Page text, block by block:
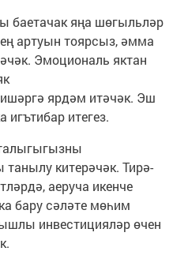
яңа шөгыльләр
артуын тоярсыз, әмма
Эмоциональ яктан
ярдәм итәчәк. Эш
итегез.
китерәчәк. Тирә-
аеруча икенче
бару сәләте мөһим
инвестиция­ләр өчен